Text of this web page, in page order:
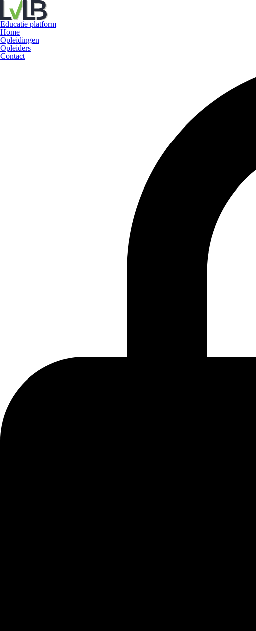
Educatie platform
Home
Opleidingen
Opleiders
Contact